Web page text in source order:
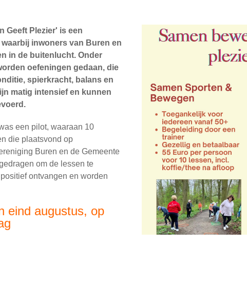
Geeft Plezier' is een
inwoners van Buren en
in de buitenlucht. Onder
oefeningen gedaan, die
spierkracht, balans en
matig intensief en kunnen
een pilot, waaraan 10
die plaatsvond op
Buren en de Gemeente
om de lessen te
ontvangen en worden
eind augustus, op